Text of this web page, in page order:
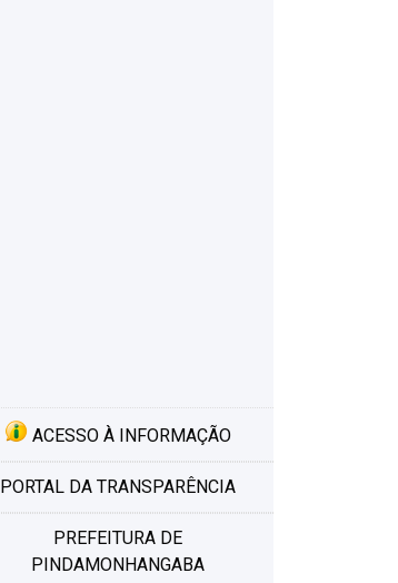
ACESSO À INFORMAÇÃO
PORTAL DA TRANSPARÊNCIA
PREFEITURA DE
PINDAMONHANGABA